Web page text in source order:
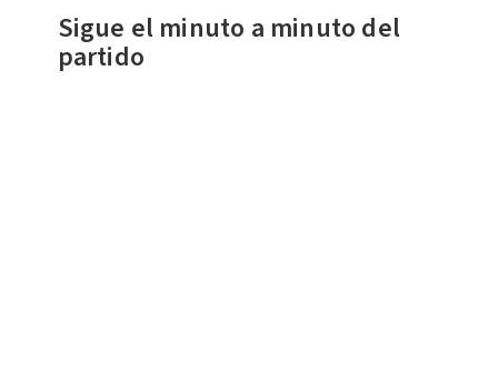
Sigue el minuto a minuto del
partido